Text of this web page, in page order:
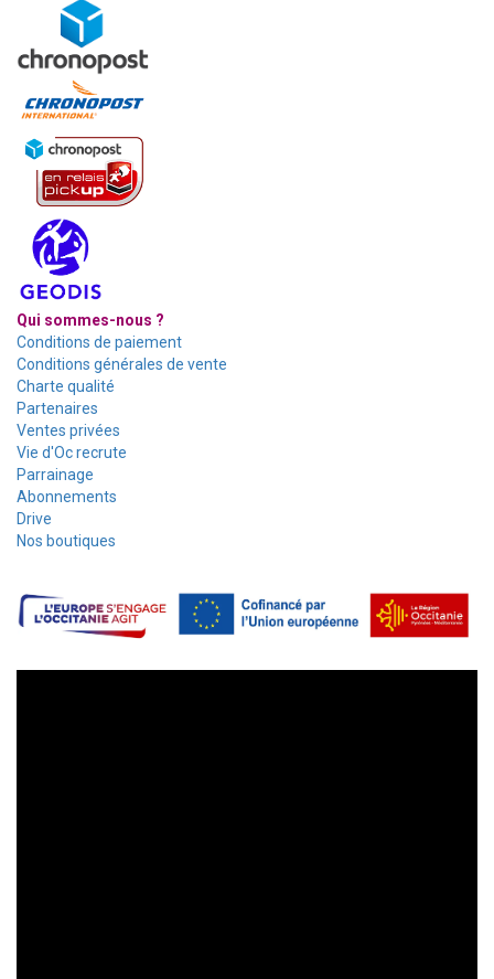
Qui sommes-nous ?
Conditions de paiement
Conditions générales de vente
Charte qualité
Partenaires
Ventes privées
Vie d'Oc recrute
Parrainage
Abonnements
Drive
Nos boutiques